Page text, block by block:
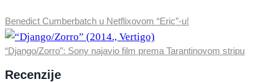
Benedict Cumberbatch u Netflixovom “Eric”-u!
“Django/Zorro”: Sony najavio film prema Tarantinovom stripu
Recenzije